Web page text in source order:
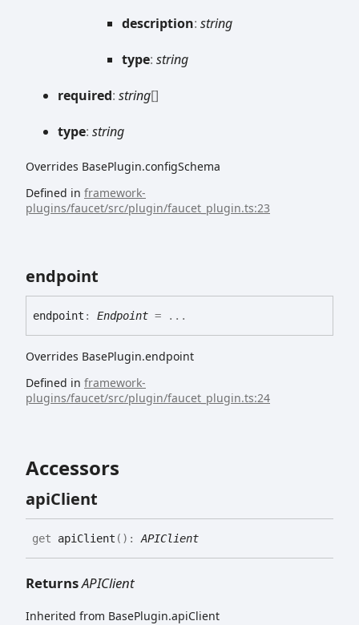
description: string
type: string
required: string[]
type: string
Overrides BasePlugin.configSchema
Defined in framework-
plugins/faucet/src/plugin/faucet_plugin.ts:23
endpoint
endpoint : Endpoint = ...
Overrides BasePlugin.endpoint
Defined in framework-
plugins/faucet/src/plugin/faucet_plugin.ts:24
Accessors
apiClient
get apiClient ( ) : APIClient
ReturnsAPIClient
Inherited from BasePlugin.apiClient